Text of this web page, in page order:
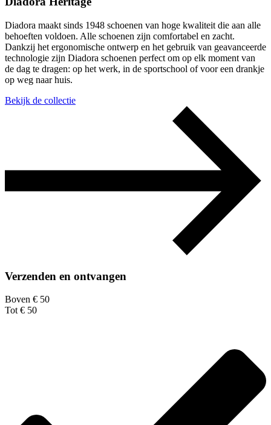
Diadora maakt sinds 1948 schoenen van hoge kwaliteit die aan alle
behoeften voldoen. Alle schoenen zijn comfortabel en zacht.
Dankzij het ergonomische ontwerp en het gebruik van geavanceerde
technologie zijn Diadora schoenen perfect om op elk moment van
de dag te dragen: op het werk, in de sportschool of voor een drankje
op weg naar huis.
Bekijk de collectie
Verzenden en ontvangen
Boven € 50
Tot € 50